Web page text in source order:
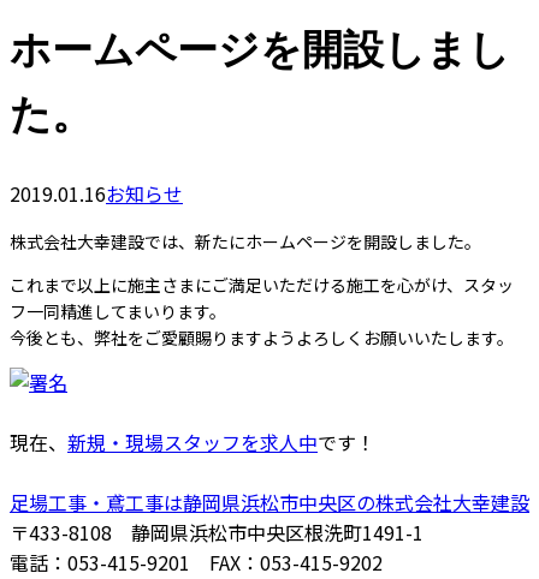
ホームページを開設しまし
た。
2019.01.16お知らせ
株式会社大幸建設では、新たにホームページを開設しました。
これまで以上に施主さまにご満足いただける施工を心がけ、スタッ
フ一同精進してまいります。
今後とも、弊社をご愛顧賜りますようよろしくお願いいたします。
現在、 新規・現場スタッフを求人中です！
足場工事・鳶工事は静岡県浜松市中央区の株式会社大幸建設
〒433-8108 静岡県浜松市中央区根洗町1491-1
電話：053-415-9201 FAX：053-415-9202